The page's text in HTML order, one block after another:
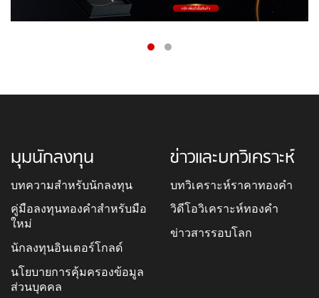
มุมนักลงทุน
บทความสำหรับนักลงทุน
คู่มือลงทุนทองคำสำหรับมือ
ใหม่
นักลงทุนอินเตอร์โกลด์
นโยบายการคุ้มครองข้อมูล
ส่วนบุคคล
ข่าวและบทวิเคราะห์
บทวิเคราะห์ราคาทองคำ
วิดีโอวิเคราะห์ทองคำ
ข่าวสารรอบโลก